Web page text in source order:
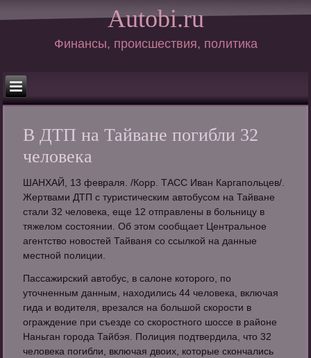
Autobi.ru
Финансы, происшествия, политика
В ДТП на Тайване погибли 32
человека
ШАНХАЙ, 13 февраля. /Корр. ТАСС Иван Каргапольцев/.
Жертвами ДТП с туристическим автобусом на Тайване
стали 32 человека, еще 12 отправлены в больницу в
тяжелом состоянии. Об этом сообщает Центральное
агентство новостей Тайваня со ссылкой на данные
местной полиции.
Пассажирский автобус, в салоне которого, по
уточненным данным, находились 44 человека, включая
гида и водителя, врезался на большой скорости в
ограждение при съезде со скоростного шоссе в районе
Наньган города Тайбэя. Полиция подтвердила, что 32
человека погибли, включая двоих, которые скончались